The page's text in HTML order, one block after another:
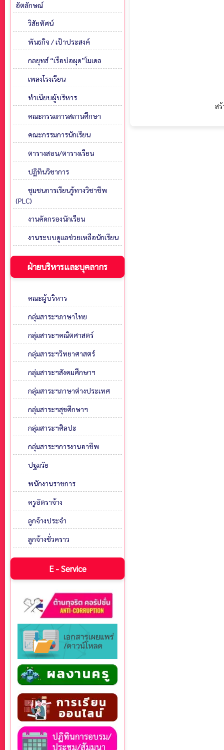
อัตลักษณ์
วิสัยทัศน์
พันธกิจ / เป้าประสงค์
กลยุทธ์ “เรือบ่อผุด”โมเดล
เพลงโรงเรียน
ทำเนียบผู้บริหาร
คณะกรรมการสถานศึกษา
คณะกรรมการนักเรียน
ตารางสอน/ตารางเรียน
ปฏิทินวิชาการ
ชุมชนการเรียนรู้ทางวิชาชีพ
(PLC)
งานคัดกรองนักเรียน
งานระบบดูแลช่วยเหลือนักเรียน
ฝ่ายบริหารและบุคลากร
คณะผู้บริหาร
กลุ่มสาระฯภาษาไทย
กลุ่มสาระฯคณิตศาสตร์
กลุ่มสาระฯวิทยาศาสตร์
กลุ่มสาระฯสังคมศึกษาฯ
กลุ่มสาระฯภาษาต่างประเทศ
กลุ่มสาระฯสุขศึกษาฯ
กลุ่มสาระฯศิลปะ
กลุ่มสาระฯการงานอาชีพ
ปฐมวัย
พนักงานราชการ
ครูอัตราจ้าง
ลูกจ้างประจำ
ลูกจ้างชั่วคราว
E - Service
ส